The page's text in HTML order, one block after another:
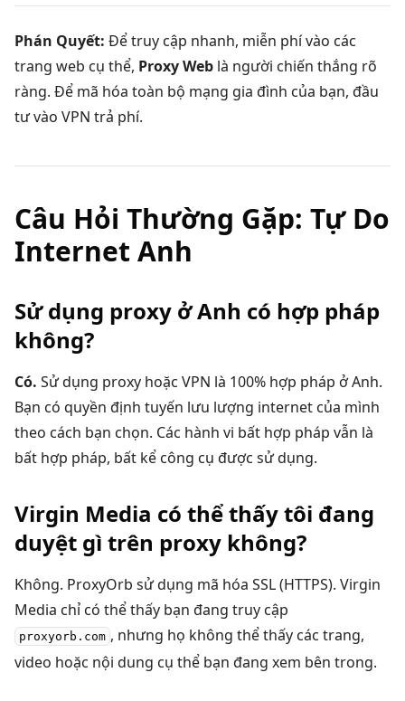
Phán Quyết: Để truy cập nhanh, miễn phí vào các
trang web cụ thể, Proxy Web là người chiến thắng rõ
ràng. Để mã hóa toàn bộ mạng gia đình của bạn, đầu
tư vào VPN trả phí.
Câu Hỏi Thường Gặp: Tự Do
Internet Anh
Sử dụng proxy ở Anh có hợp pháp
không?
Có. Sử dụng proxy hoặc VPN là 100% hợp pháp ở Anh.
Bạn có quyền định tuyến lưu lượng internet của mình
theo cách bạn chọn. Các hành vi bất hợp pháp vẫn là
bất hợp pháp, bất kể công cụ được sử dụng.
Virgin Media có thể thấy tôi đang
duyệt gì trên proxy không?
Không. ProxyOrb sử dụng mã hóa SSL (HTTPS). Virgin
Media chỉ có thể thấy bạn đang truy cập
proxyorb.com , nhưng họ không thể thấy các trang,
video hoặc nội dung cụ thể bạn đang xem bên trong.